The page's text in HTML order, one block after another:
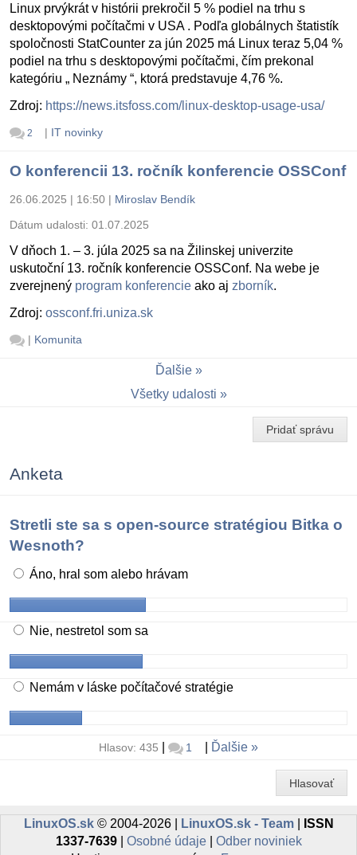
Linux prvýkrát v histórii prekročil 5 % podiel na trhu s
desktopovými počítačmi v USA . Podľa globálnych štatistík
spoločnosti StatCounter za jún 2025 má Linux teraz 5,04 %
podiel na trhu s desktopovými počítačmi, čím prekonal
kategóriu „ Neznámy “, ktorá predstavuje 4,76 %.
Zdroj: https://news.itsfoss.com/linux-desktop-usage-usa/
2 | IT novinky
O konferencii 13. ročník konferencie OSSConf
26.06.2025 | 16:50 | Miroslav Bendík
Dátum udalosti: 01.07.2025
V dňoch 1. – 3. júla 2025 sa na Žilinskej univerzite
uskutoční 13. ročník konferencie OSSConf. Na webe je
zverejnený program konferencie ako aj zborník.
Zdroj: ossconf.fri.uniza.sk
| Komunita
Ďalšie
Všetky udalosti
Pridať správu
Anketa
Stretli ste sa s open-source stratégiou Bitka o
Wesnoth?
Áno, hral som alebo hrávam
Nie, nestretol som sa
Nemám v láske počítačové stratégie
Hlasov: 435 1 Ďalšie
Hlasovať
LinuxOS.sk© 2004-2026 | LinuxOS.sk - Team|
ISSN
1337-7639| Osobné údaje| Odber noviniek